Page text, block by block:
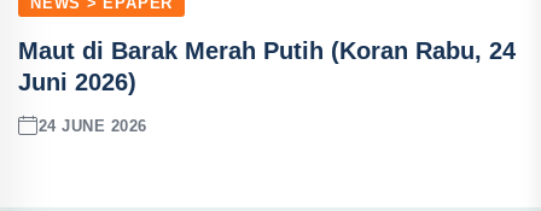
Maut di Barak Merah Putih (Koran Rabu, 24
Juni 2026)
24 JUNE 2026